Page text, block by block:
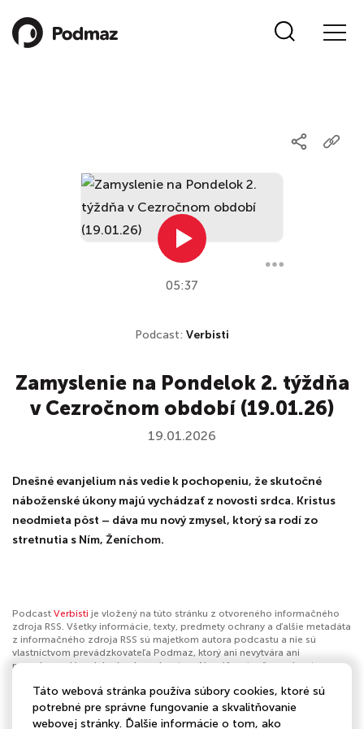
05:37
Podcast: Verbisti
Zamyslenie na Pondelok 2. týždňa
v Cezročnom období (19.01.26)
19.01.2026
Dnešné evanjelium nás vedie k pochopeniu, že skutočné
náboženské úkony majú vychádzať z novosti srdca. Kristus
neodmieta pôst – dáva mu nový zmysel, ktorý sa rodí zo
stretnutia s Ním, Ženíchom.
Podcast Verbisti je vložený na túto stránku z otvoreného informačného
zdroja RSS. Všetky informácie, texty, predmety ochrany a ďalšie metadáta
z informačného zdroja RSS sú majetkom autora podcastu a nie sú
vlastníctvom prevádzkovateľa Podmaz, ktorý ani nevytvára ani
nezodpovedá za ich obsah podcastov. Ak máš za to, že podcast
obsah. Ak je toto tvoj podcast a chceš získať kontrolu nad týmto profilom
klikni sem.
Táto webová stránka používa súbory cookies, ktoré sú
potrebné pre správne fungovanie a skvalitňovanie
webovej stránky. Ďalšie informácie o tom, ako